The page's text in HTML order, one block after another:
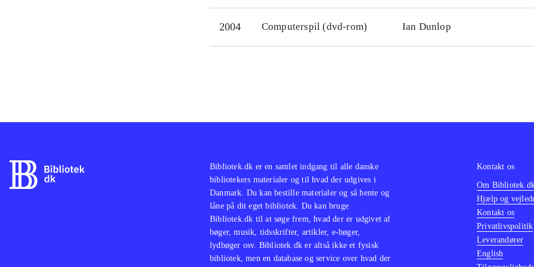
2004 Computerspil (dvd-rom) Ian Dunlop
Bibliotek.dk er en samlet indgang til alle danske
bibliotekers materialer og til hvad der udgives i
Danmark. Du kan bestille materialer og så hente og
låne på dit eget bibliotek. Du kan bruge
Bibliotek.dk til at søge frem, hvad der er udgivet af
bøger, musik, tidsskrifter, artikler, e-bøger,
lydbøger osv. Bibliotek.dk er altså ikke et fysisk
bibliotek, men en database og service over hvad der
Kontakt os
Om
Hjælp og
Kontakt os
Privatlivspolitik
Leverandører
English